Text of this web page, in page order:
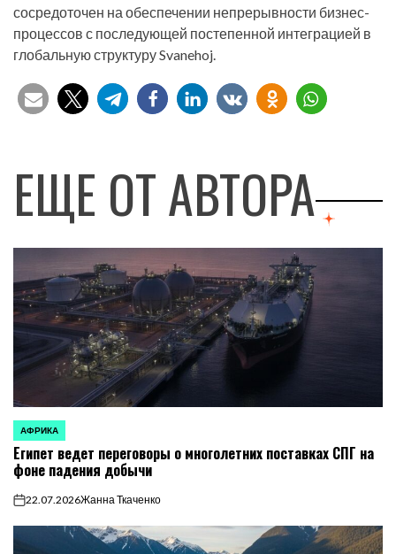
сосредоточен на обеспечении непрерывности бизнес-
процессов с последующей постепенной интеграцией в
глобальную структуру Svanehoj.
ЕЩЕ ОТ АВТОРА
ОПУБЛИКОВАНО
В
АФРИКА
Египет ведет переговоры о многолетних поставках СПГ на
фоне падения добычи
on22.07.2026Жанна Ткаченко